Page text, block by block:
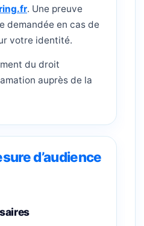
. Une preuve
demandée en cas de
votre identité.
du droit
auprès de la
d’audience